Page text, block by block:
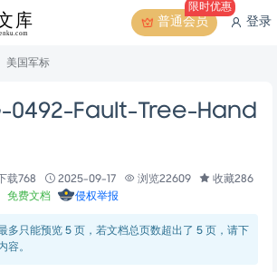
普通会员
限时优惠
登录
美国军标
0492-Fault-Tree-Hand
载768 2025-09-17 浏览22609
收藏286
免费文档 侵权举报
多只能预览 5 页，若文档总页数超出了 5 页，请下
容。